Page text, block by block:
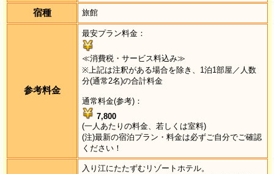
宿種 旅館
参考料金
最安プラン料金：
≪消費税・サービス料込み≫
※上記は注釈がある場合を除き、1泊1部屋／人数
分(通常2名)の合計料金
通常料金(参考)：
7,800
(一人あたりの料金、若しくは室料)
(注)最新の宿泊プラン・料金は必ずご自分でご確認
ください！
入り江にたたずむリゾートホテル。